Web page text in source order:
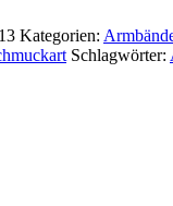
Kategorien:
Schlagwörter: